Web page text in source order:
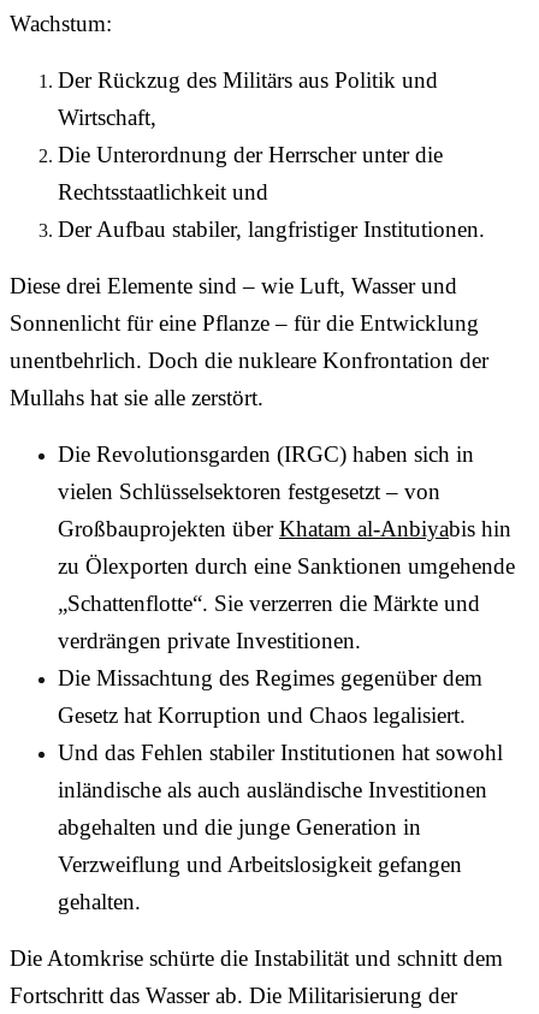
Wachstum:
Der Rückzug des Militärs aus Politik und
Wirtschaft,
Die Unterordnung der Herrscher unter die
Rechtsstaatlichkeit und
Der Aufbau stabiler, langfristiger Institutionen.
Diese drei Elemente sind – wie Luft, Wasser und
Sonnenlicht für eine Pflanze – für die Entwicklung
unentbehrlich. Doch die nukleare Konfrontation der
Mullahs hat sie alle zerstört.
Die Revolutionsgarden (IRGC) haben sich in
vielen Schlüsselsektoren festgesetzt – von
Großbauprojekten überKhatam al-Anbiyabis hin
zu Ölexporten durch eine Sanktionen umgehende
„Schattenflotte“. Sie verzerren die Märkte und
verdrängen private Investitionen.
Die Missachtung des Regimes gegenüber dem
Gesetz hat Korruption und Chaos legalisiert.
Und das Fehlen stabiler Institutionen hat sowohl
inländische als auch ausländische Investitionen
abgehalten und die junge Generation in
Verzweiflung und Arbeitslosigkeit gefangen
gehalten.
Die Atomkrise schürte die Instabilität und schnitt dem
Fortschritt das Wasser ab. Die Militarisierung der